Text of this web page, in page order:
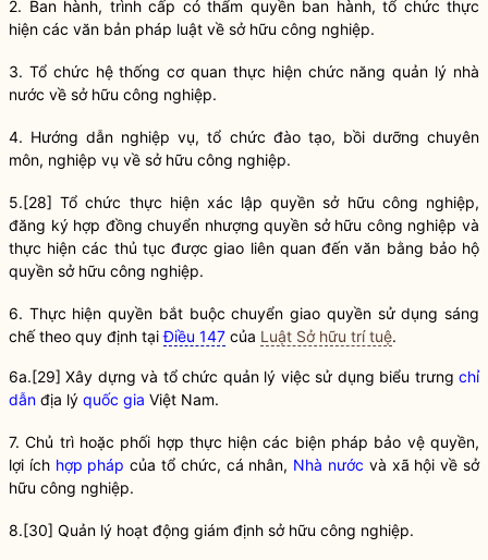
2. Ban hành, trình cấp có thẩm quyềnban hành, tổ chức thực
hiện các văn bản pháp luật về sở hữu công nghiệp.
3. Tổ chức hệ thống cơ quan thực hiện chức năngquản lý nhà
nước về sở hữu công nghiệp.
4. Hướng dẫn nghiệp vụ, tổ chức đào tạo, bồi dưỡng chuyên
môn, nghiệp vụ về sở hữu công nghiệp.
5.[28] Tổ chức thực hiện xác lập quyền sở hữu công nghiệp,
đăng ký hợp đồng chuyển nhượng quyền sở hữu công nghiệp và
thực hiện các thủ tục được giao liên quan đến văn bằng bảo hộ
quyền sở hữu công nghiệp.
6. Thực hiệnquyền bắt buộc chuyển giao quyềnsử dụng sáng
chế theo quy định tạiĐiều 147 của Luật Sở hữu trí tuệ.
6a.[29] Xây dựng và tổ chức quản lý việc sử dụng biểu trưngchỉ
dẫn địa lý quốc gia Việt Nam.
7. Chủ trì hoặc phối hợp thực hiện các biện pháp bảo vệ quyền,
lợi ích hợp pháp của tổ chức, cá nhân, Nhà nước và xã hội về sở
hữu công nghiệp.
8.[30] Quản lý hoạt động giám định sở hữu công nghiệp.